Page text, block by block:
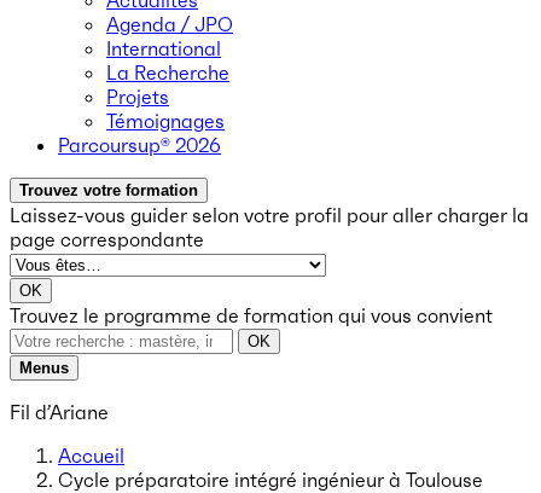
Agenda / JPO
International
La Recherche
Projets
Témoignages
Parcoursup® 2026
Trouvez votre formation
Laissez-vous guider selon votre profil pour aller charger la
page correspondante
OK
Trouvez le programme de formation qui vous convient
OK
Menus
Fil d’Ariane
Accueil
Cycle préparatoire intégré ingénieur à Toulouse